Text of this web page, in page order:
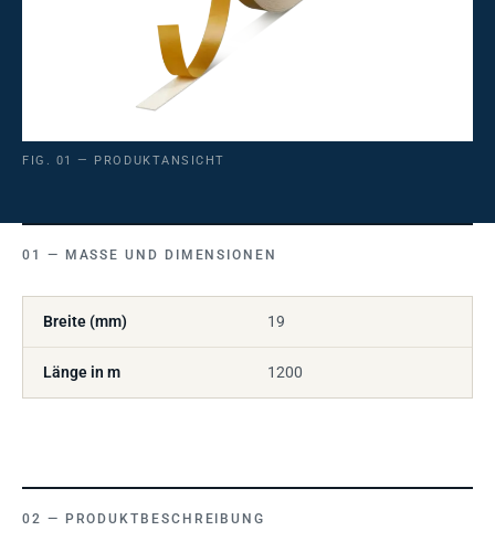
FIG. 01 — PRODUKTANSICHT
MASSE UND DIMENSIONEN
Breite (mm) 19
Länge in m 1200
PRODUKTBESCHREIBUNG